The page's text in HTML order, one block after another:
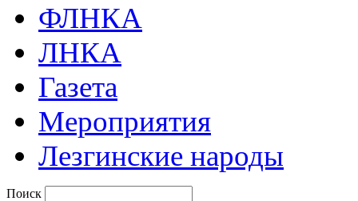
ФЛНКА
ЛНКА
Газета
Мероприятия
Лезгинские народы
Поиск